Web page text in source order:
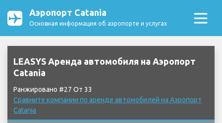
Аэропорт Catania
Основная информация об аэропорте и услугах
LEASYS Аренда автомобиля на Аэропорт
Catania
Ранжировано #27 От 33
Сравните компании по аренде автомобилей на Аэропорт
Catania